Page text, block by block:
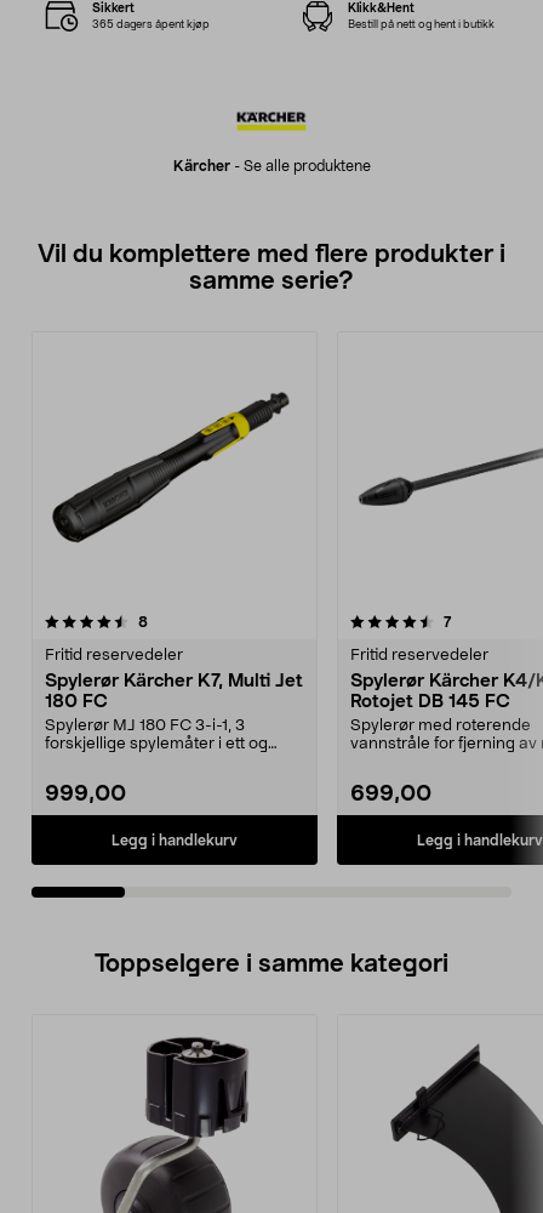
Kärcher- Se alle produktene
Sikkert
365 dagers åpent kjøp
Klikk&Hent
Bestill på nett og hent i butikk
Vil du komplettere med flere produkter i
samme serie?
8anmeldelser
Fritid reservedeler
Spylerør Kärcher K7, Multi Jet
180 FC
Spylerør MJ 180 FC 3-i-1, 3
forskjellige spylemåter i ett og
999,00
Legg i handlekurv
4.5av 5 stjerner 7anmeldelser
Fritid reservedeler
Spylerør Kärcher K4/
Rotojet DB 145 FC
Spylerør med roterende
vannstråle for fjerning av
699,00
Legg i handlekurv
0.0 av 5 stjerner
Toppselgere i samme kategori